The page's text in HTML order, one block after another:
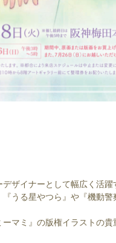
ザイナーとして幅広く活
うる星やつら』や『機動
マミ』の版権イラストの